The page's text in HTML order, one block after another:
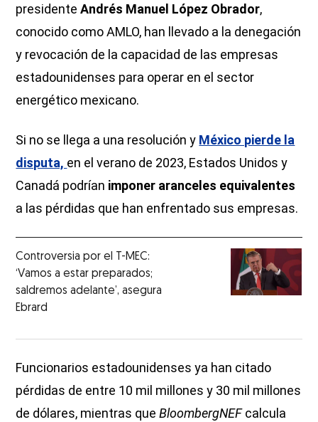
presidenteAndrés Manuel López Obrador,
conocido como AMLO, han llevado a la denegación
y revocación de la capacidad de las empresas
estadounidenses para operar en el sector
energético mexicano.
Si no se llega a una resolución y México pierde la
disputa, en el verano de 2023, Estados Unidos y
Canadá podrían imponer aranceles equivalentes
a las pérdidas que han enfrentado sus empresas.
Controversia por el T-MEC:
‘Vamos a estar preparados;
saldremos adelante’, asegura
Ebrard
Funcionarios estadounidenses ya han citado
pérdidas de entre 10 mil millones y 30 mil millones
de dólares, mientras que BloombergNEFcalcula